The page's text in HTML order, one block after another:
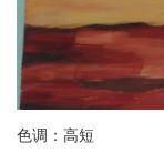
色调：高短